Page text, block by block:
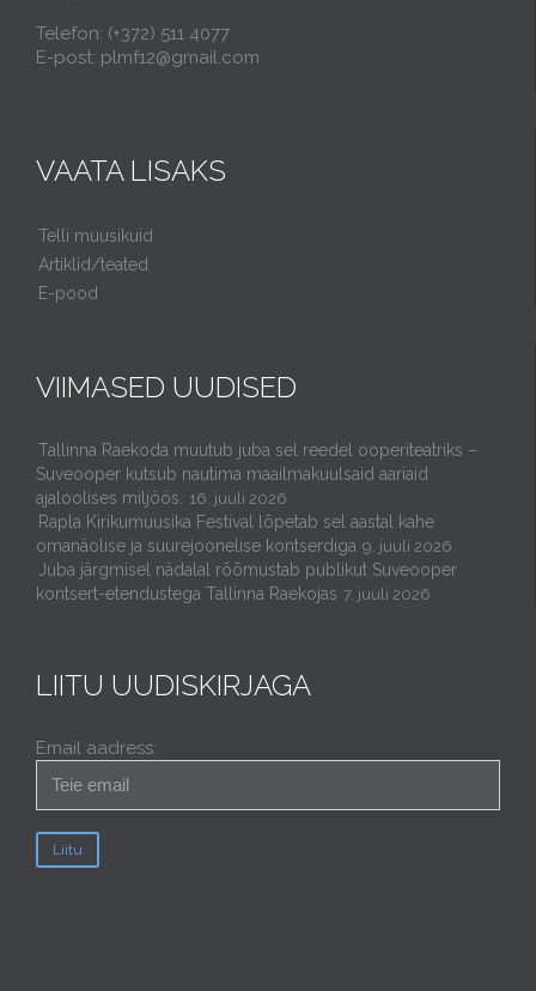
Telefon: (+372) 511 4077
E-post: plmf12@gmail.com
VAATA LISAKS
Telli muusikuid
Artiklid/teated
E-pood
VIIMASED UUDISED
Tallinna Raekoda muutub juba sel reedel ooperiteatriks –
Suveooper kutsub nautima maailmakuulsaid aariaid
ajaloolises miljöös.
16. juuli 2026
Rapla Kirikumuusika Festival lõpetab sel aastal kahe
omanäolise ja suurejoonelise kontserdiga 9. juuli 2026
Juba järgmisel nädalal rõõmustab publikut Suveooper
kontsert-etendustega Tallinna Raekojas 7. juuli 2026
LIITU UUDISKIRJAGA
Email aadress: